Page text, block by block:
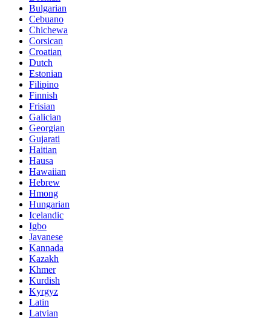
Bulgarian
Cebuano
Chichewa
Corsican
Croatian
Dutch
Estonian
Filipino
Finnish
Frisian
Galician
Georgian
Gujarati
Haitian
Hausa
Hawaiian
Hebrew
Hmong
Hungarian
Icelandic
Igbo
Javanese
Kannada
Kazakh
Khmer
Kurdish
Kyrgyz
Latin
Latvian